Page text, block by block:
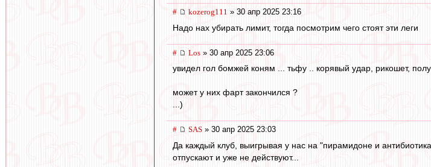
# kozerog111 » 30 апр 2025 23:16
Надо нах убирать лимит, тогда посмотрим чего стоят эти леги
# Los » 30 апр 2025 23:06
увидел гол бомжей коням ... тьфу .. корявый удар, рикошет,
может у них фарт закончился ?
...)
# SAS » 30 апр 2025 23:03
Да каждый клуб, выигрывая у нас на "пирамидоне и
отпускают и уже не действуют...